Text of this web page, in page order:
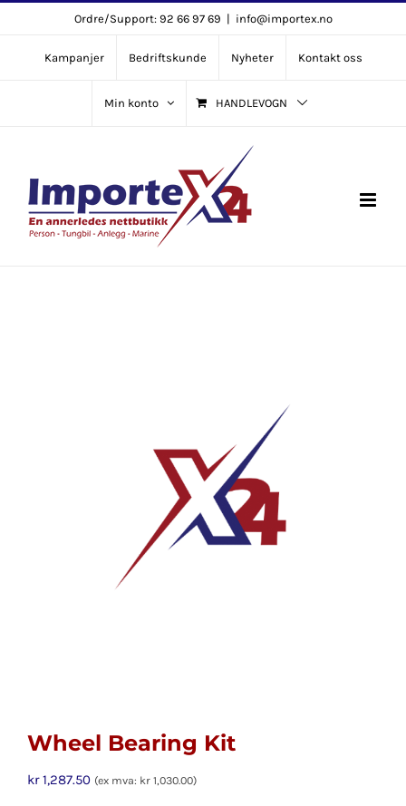
content
Ordre/Support: 92 66 97 69 | info@importex.no
Kampanjer Bedriftskunde Nyheter Kontakt oss
Min konto HANDLEVOGN
Wheel Bearing Kit
kr1,287.50 (ex mva: kr 1,030.00)